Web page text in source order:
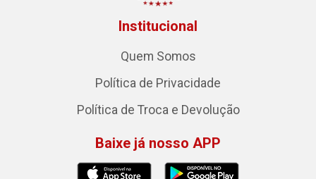
Institucional
Quem Somos
Política de Privacidade
Política de Troca e Devolução
Baixe já nosso APP